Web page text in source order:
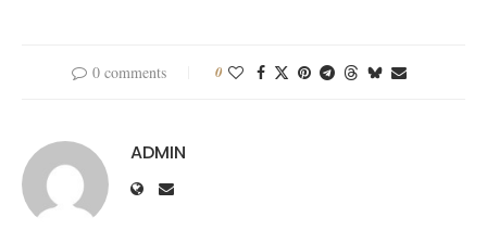
0 comments 0
ADMIN